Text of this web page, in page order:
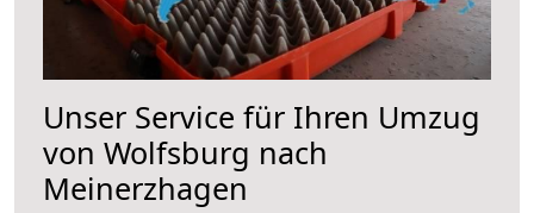
Unser Service für Ihren Umzug
von Wolfsburg nach
Meinerzhagen